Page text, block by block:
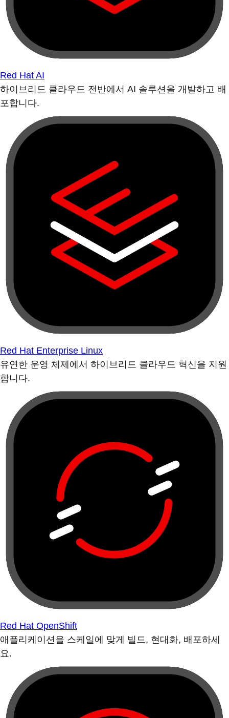
Red Hat AI
하이브리드 클라우드 전반에서 AI 솔루션을 개발하고 배
포합니다.
Red Hat Enterprise Linux
유연한 운영 체제에서 하이브리드 클라우드 혁신을 지원
합니다.
Red Hat OpenShift
애플리케이션을 스케일에 맞게 빌드, 현대화, 배포하세
요.